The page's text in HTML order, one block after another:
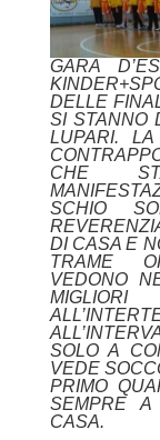
GARA
DELLE
SI STANNO
LUPARI.
CHE
SCHIO
DI CASA E
TRAME
VEDONO
MIGLIORI
SOLO A
VEDE
PRIMO
SEMPRE
CASA.